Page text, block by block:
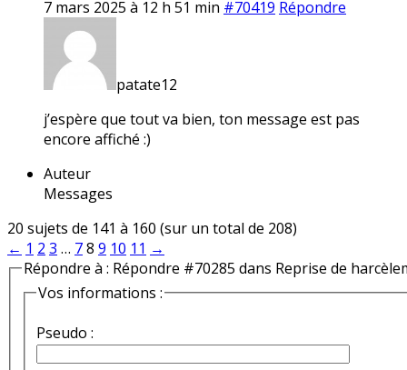
7 mars 2025 à 12 h 51 min #70419 Répondre
patate12
j’espère que tout va bien, ton message est pas
encore affiché :)
Auteur
Messages
20 sujets de 141 à 160 (sur un total de 208)
← 1 2 3 … 78 9 10 11 →
Répondre à : Répondre #70285 dans Reprise de
Vos informations :
Pseudo :